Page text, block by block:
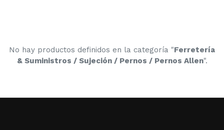
No hay productos definidos en la categoría "Ferretería
& Suministros / Sujeción / Pernos / Pernos Allen".